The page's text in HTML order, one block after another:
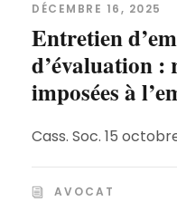
DÉCEMBRE 16, 2025
Entretien
d’évaluation :
imposées à
Cass. Soc. 15
AVOCAT